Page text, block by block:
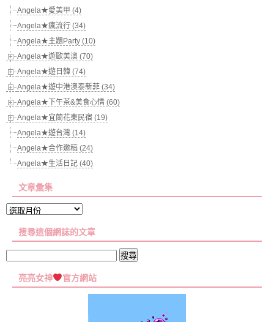
Angela★愛美甲 (4)
Angela★瘋流行 (34)
Angela★主題Party (10)
Angela★遊歐美澳 (70)
Angela★遊日韓 (74)
Angela★遊中港澳泰新菲 (34)
Angela★下午茶&美食心情 (60)
Angela★宜蘭花東民宿 (19)
Angela★遊台灣 (14)
Angela★合作邀稿 (24)
Angela★生活日記 (40)
文章彙集
文
彙
搜尋這個網誌的文章
關
亮亮女神 官方網站